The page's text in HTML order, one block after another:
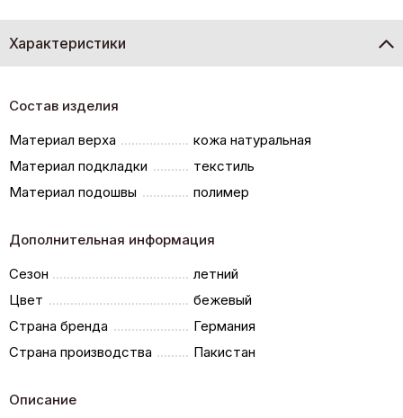
Характеристики
Состав изделия
Материал верха
кожа натуральная
Материал подкладки
текстиль
Материал подошвы
полимер
Дополнительная информация
Сезон
летний
Цвет
бежевый
Страна бренда
Германия
Страна производства
Пакистан
Описание